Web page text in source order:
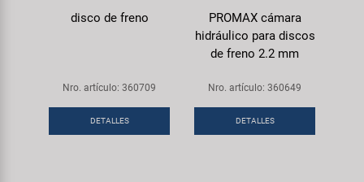
disco de freno
Nro. artículo: 360709
DETALLES
PROMAX cámara
hidráulico para discos
de freno 2.2 mm
Nro. artículo: 360649
DETALLES